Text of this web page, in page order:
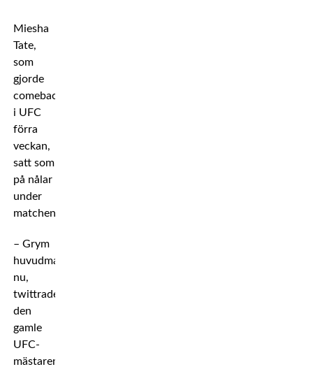
Miesha
Tate,
som
gjorde
comeback
i UFC
förra
veckan,
satt som
på nålar
under
matchen.
– Grym
huvudmatch
nu,
twittrade
den
gamle
UFC-
mästaren.